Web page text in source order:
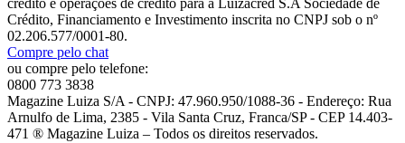
crédito e operações de crédito para a Luizacred S.A Sociedade de
Crédito, Financiamento e Investimento inscrita no CNPJ sob o nº
02.206.577/0001-80.
Compre pelo chat
ou compre pelo telefone:
0800 773 3838
Magazine Luiza S/A - CNPJ: 47.960.950/1088-36 - Endereço: Rua
Arnulfo de Lima, 2385 - Vila Santa Cruz, Franca/SP - CEP 14.403-
471 ® Magazine Luiza – Todos os direitos reservados.